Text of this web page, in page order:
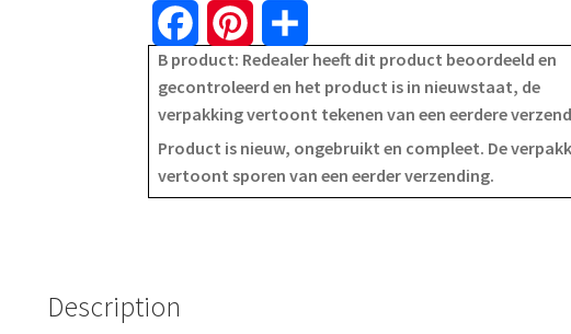
a
c
e
i
n
t
h
a
r
B product: Redealer heeft dit product beoordeeld en
gecontroleerd en het product is in nieuwstaat, de
verpakking vertoont tekenen van een eerdere
Product is nieuw, ongebruikt en compleet. De
vertoont sporen van een eerder verzending.
Description